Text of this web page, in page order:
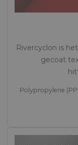
Rivercyclon is
gecoat
Polypropylene